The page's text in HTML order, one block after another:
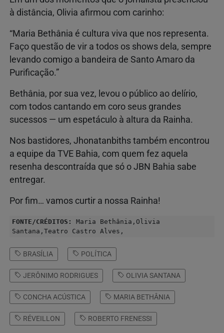
à distância, Olivia afirmou com carinho:
“Maria Bethânia é cultura viva que nos representa.
Faço questão de vir a todos os shows dela, sempre
levando comigo a bandeira de Santo Amaro da
Purificação.”
Bethânia, por sua vez, levou o público ao delírio,
com todos cantando em coro seus grandes
sucessos — um espetáculo à altura da Rainha.
Nos bastidores, Jhonatanbiths também encontrou
a equipe da TVE Bahia, com quem fez aquela
resenha descontraída que só o JBN Bahia sabe
entregar.
Por fim… vamos curtir a nossa Rainha!
FONTE/CRÉDITOS:
Maria Bethânia,Olivia
Santana,Teatro Castro Alves,
BRASÍLIA POLÍTICA
JERÔNIMO RODRIGUES OLIVIA SANTANA
CONCHA ACÚSTICA MARIA BETHÂNIA
RÉVEILLON ROBERTO FRENESSI